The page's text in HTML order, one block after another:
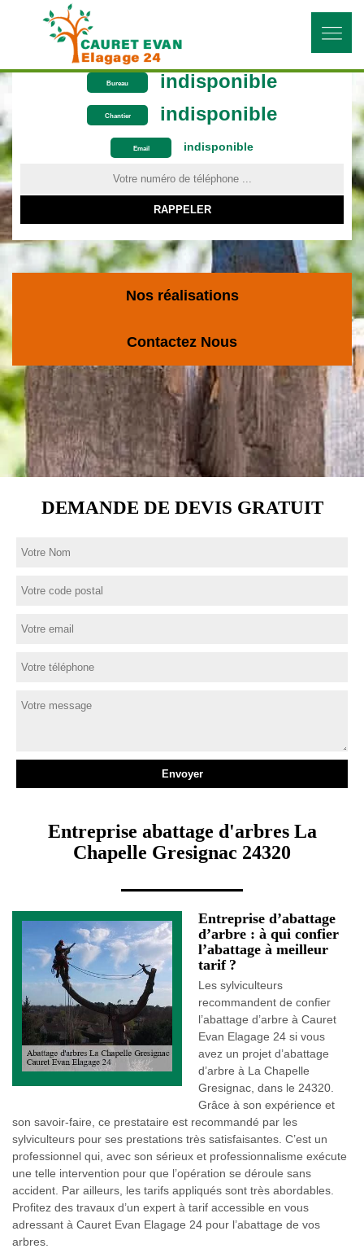
Bureau indisponible
Chantier indisponible
Email indisponible
ON VOUS RAPPELLE GRATUITEMENT
Nos réalisations
Contactez Nous
DEMANDE DE DEVIS GRATUIT
Entreprise abattage d'arbres La
Chapelle Gresignac 24320
Entreprise d’abattage
d’arbre : à qui confier
l’abattage à meilleur
tarif ?
Les sylviculteurs
recommandent de confier
l’abattage d’arbre à Cauret
Evan Elagage 24 si vous
avez un projet d’abattage
d’arbre à La Chapelle
Gresignac, dans le 24320.
Grâce à son expérience et
son savoir-faire, ce prestataire est recommandé par les
sylviculteurs pour ses prestations très satisfaisantes. C’est un
professionnel qui, avec son sérieux et professionnalisme exécute
une telle intervention pour que l’opération se déroule sans
accident. Par ailleurs, les tarifs appliqués sont très abordables.
Profitez des travaux d’un expert à tarif accessible en vous
adressant à Cauret Evan Elagage 24 pour l’abattage de vos
arbres.